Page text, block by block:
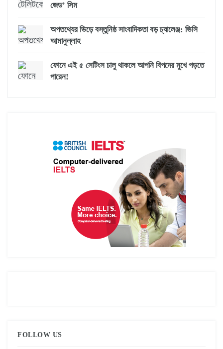
জেড’ সিম
অপতথ্যের ভিড়ে বস্তুনিষ্ঠ সাংবাদিকতা বড় চ্যালেঞ্জ: ভিসি
আমানুল্লাহ
ফোনে এই ৫ সেটিংস চালু থাকলে আপনি বিপদের মুখে পড়তে
পারেন!
FOLLOW US